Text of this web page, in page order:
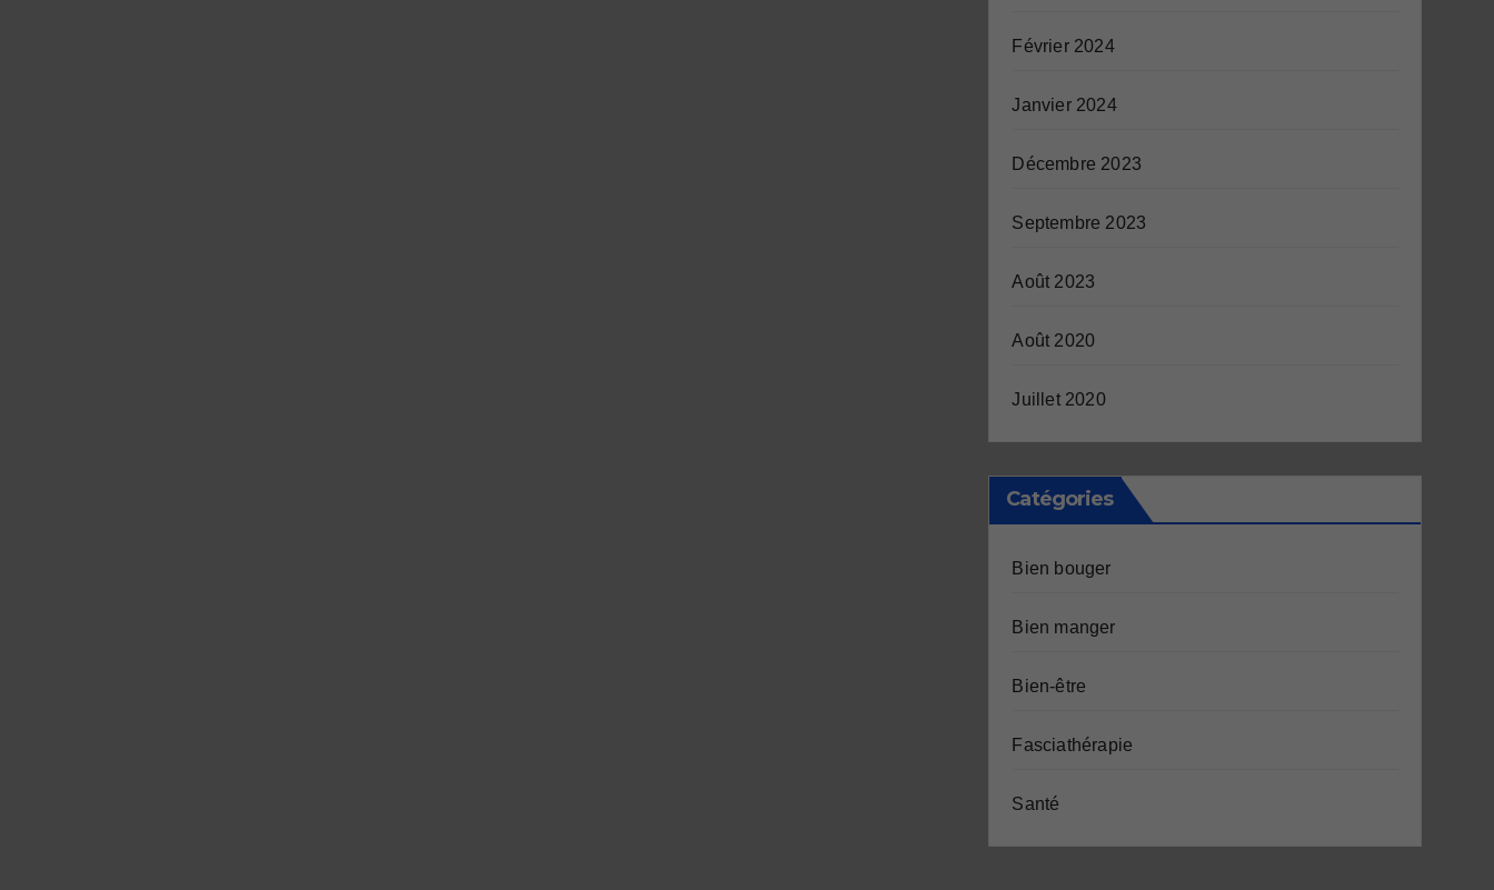
Février 2024
Janvier 2024
Décembre 2023
Septembre 2023
Août 2023
Août 2020
Juillet 2020
Catégories
Bien bouger
Bien manger
Bien-être
Fasciathérapie
Santé